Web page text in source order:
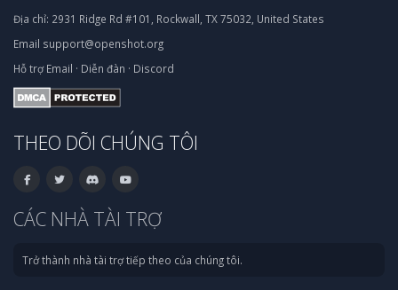
Địa chỉ: 2931 Ridge Rd #101, Rockwall, TX 75032, United States
Email support@openshot.org
Hỗ trợ Email · Diễn đàn · Discord
THEO DÕI CHÚNG TÔI
CÁC NHÀ TÀI TRỢ
Trở thành nhà tài trợ tiếp theo của chúng tôi.